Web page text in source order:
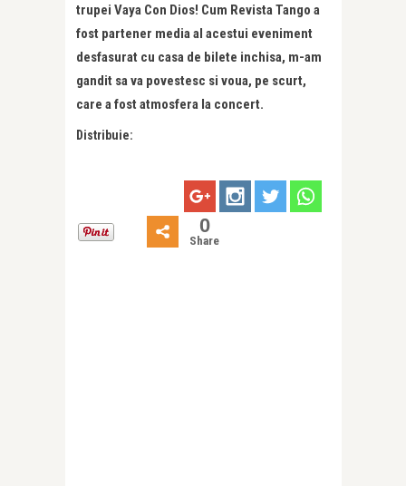
trupei Vaya Con Dios! Cum Revista Tango a
fost partener media al acestui eveniment
desfasurat cu casa de bilete inchisa, m-am
gandit sa va povestesc si voua, pe scurt,
care a fost atmosfera la concert.
Distribuie:
0
Share